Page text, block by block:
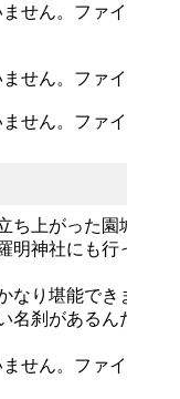
ち上がった園城寺に
明神社にも行ってみ
なり堪能できました
名刹があるんだな、